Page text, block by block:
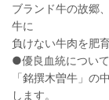
ブランド牛の故郷
牛に
負けない牛肉を肥
●優良血統について
「銘撰木曽牛」の
します。